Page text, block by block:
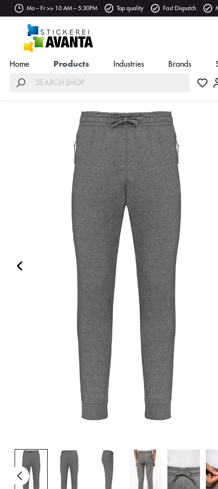
Mo – Fr >> 10 AM – 5:30PM Top quality Fast Dispatch
Home Products Industries Brands